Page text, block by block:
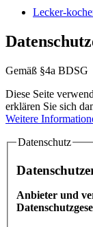
Lecker-
Gemäß §4a BDSG
Diese Seite
erklären Sie sich
Weitere
Datenschutz
Anbieter und